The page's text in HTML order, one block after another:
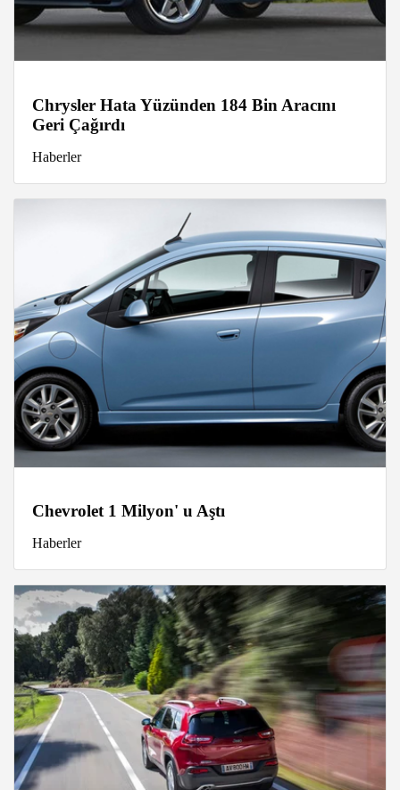
Chrysler Hata Yüzünden 184 Bin Aracını
Geri Çağırdı
Haberler
Chevrolet 1 Milyon' u Aştı
Haberler